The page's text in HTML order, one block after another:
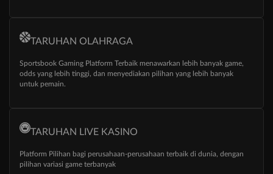
TARUHAN OLAHRAGA
Sportsbook Gaming Platform Terbaik menawarkan lebih banyak game,
odds yang lebih tinggi, dan menyediakan pilihan yang lebih banyak
untuk pemain.
TARUHAN LIVE KASINO
Platform Pilihan bagi perusahaan-perusahaan terbaik di dunia, dengan
pilihan variasi game terbanyak